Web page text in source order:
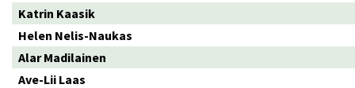
Katrin Kaasik
Helen Nelis-Naukas
Alar Madilainen
Ave-Lii Laas